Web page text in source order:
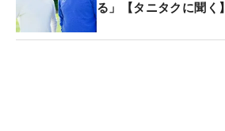
る」【タニタクに聞く】